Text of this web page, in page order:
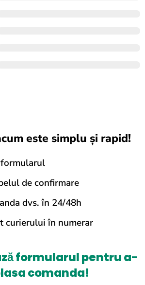
este simplu și rapid!
de confirmare
dvs. în 24/48h
curierului în numerar
formularul pentru a-
comanda!